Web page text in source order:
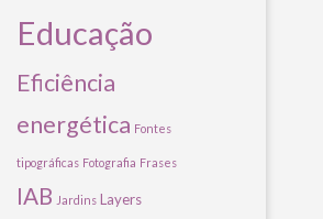
Educação
Eficiência
energética Fontes
tipográficas Fotografia Frases
IAB Jardins Layers